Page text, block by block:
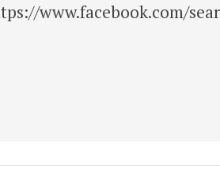
www.facebook.com/